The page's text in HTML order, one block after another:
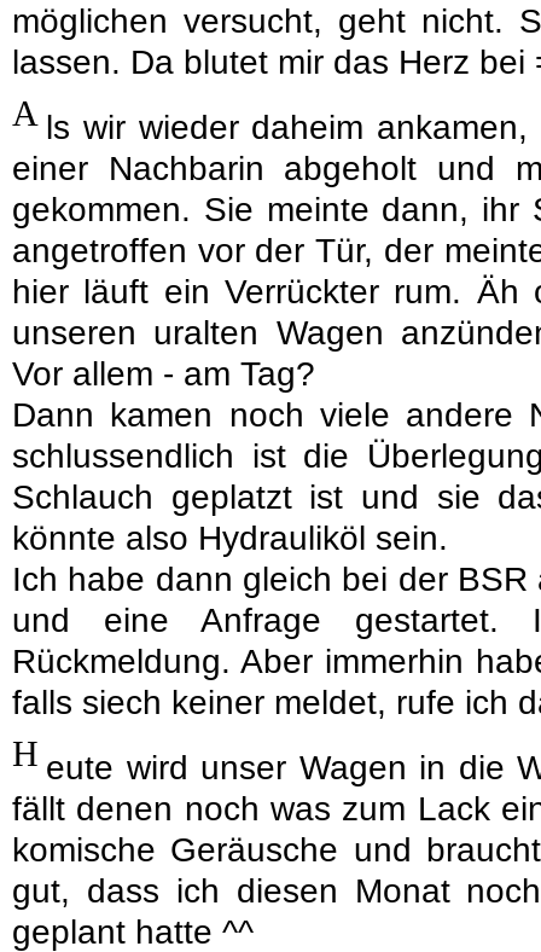
möglichen versucht, geht nicht.
lassen. Da blutet mir das Herz bei
A ls wir wieder daheim
einer Nachbarin abgeholt und
gekommen. Sie meinte dann, ihr
angetroffen vor der Tür, der
hier läuft ein Verrückter rum. Äh
unseren uralten Wagen
Vor allem - am Tag?
Dann kamen noch viele andere
schlussendlich ist die
Schlauch geplatzt ist und sie
könnte also Hydrauliköl sein.
Ich habe dann gleich bei der
und eine Anfrage
Rückmeldung. Aber immerhin
falls siech keiner meldet, rufe ich
H eute wird unser Wagen in die
fällt denen noch was zum Lack
komische Geräusche und
gut, dass ich diesen Monat
geplant hatte ^^